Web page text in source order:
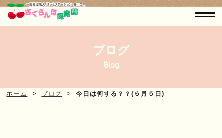
ブログ
Blog
ホーム ブログ 今日は何する？？(６月５日)